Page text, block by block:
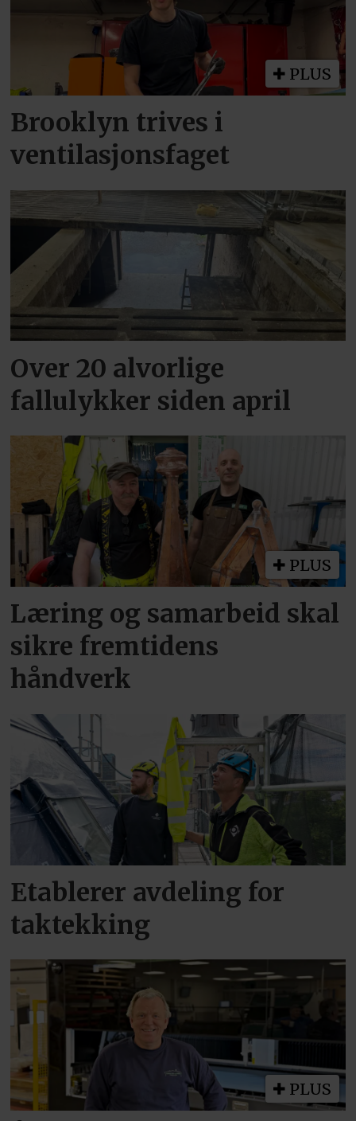
PLUS
Brooklyn trives i
ventilasjonsfaget
Over 20 alvorlige
fallulykker siden april
PLUS
Læring og samarbeid skal
sikre fremtidens
håndverk
Etablerer avdeling for
taktekking
PLUS